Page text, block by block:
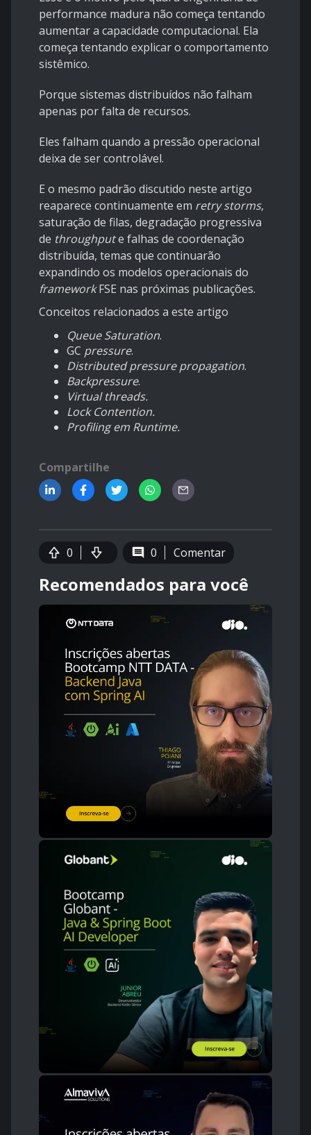
performance madura não começa tentando
aumentar a capacidade computacional. Ela
começa tentando explicar o comportamento
sistêmico.
Porque sistemas distribuídos não falham
apenas por falta de recursos.
Eles falham quando a pressão operacional
deixa de ser controlável.
E o mesmo padrão discutido neste artigo
reaparece continuamente em retry storms,
saturação de filas, degradação progressiva
de throughpute falhas de coordenação
distribuída, temas que continuarão
expandindo os modelos operacionais do
frameworkFSE nas próximas publicações.
Conceitos relacionados a este artigo
Queue Saturation.
GC pressure.
Distributed pressure propagation.
Backpressure.
Virtual threads.
Lock Contention.
Profiling em Runtime.
Compartilhe
0 0 Comentar
Recomendados para você